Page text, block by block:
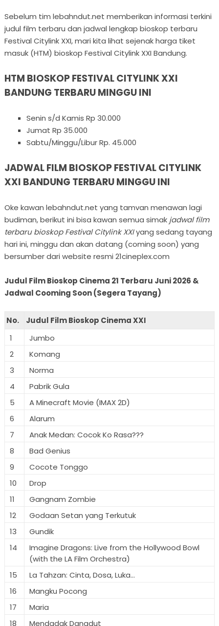
Sebelum tim lebahndut.net memberikan informasi terkini
judul film terbaru dan jadwal lengkap bioskop terbaru
Festival Citylink XXI, mari kita lihat sejenak harga tiket
masuk (HTM) bioskop Festival Citylink XXI Bandung.
HTM BIOSKOP FESTIVAL CITYLINK XXI
BANDUNG TERBARU MINGGU INI
Senin s/d Kamis Rp 30.000
Jumat Rp 35.000
Sabtu/Minggu/Libur Rp. 45.000
JADWAL FILM BIOSKOP FESTIVAL CITYLINK
XXI BANDUNG TERBARU MINGGU INI
Oke kawan lebahndut.net yang tamvan menawan lagi
budiman, berikut ini bisa kawan semua simak jadwal film
terbaru bioskop Festival Citylink XXIyang sedang tayang
hari ini, minggu dan akan datang (coming soon) yang
bersumber dari website resmi 21cineplex.com
Judul Film Bioskop Cinema 21 Terbaru Juni 2026 &
Jadwal Cooming Soon (Segera Tayang)
No.
Judul Film Bioskop Cinema XXI
1
Jumbo
2
Komang
3
Norma
4
Pabrik Gula
5
A Minecraft Movie (IMAX 2D)
6
Alarum
7
Anak Medan: Cocok Ko Rasa???
8
Bad Genius
9
Cocote Tonggo
10
Drop
11
Gangnam Zombie
12
Godaan Setan yang Terkutuk
13
Gundik
14
Imagine Dragons: Live from the Hollywood Bowl
(with the LA Film Orchestra)
15
La Tahzan: Cinta, Dosa, Luka...
16
Mangku Pocong
17
Maria
18
Mendadak Dangdut